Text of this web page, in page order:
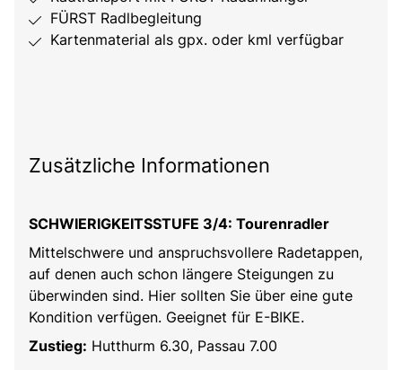
FÜRST Radlbegleitung
Kartenmaterial als gpx. oder kml verfügbar
Zusätzliche Informationen
SCHWIERIGKEITSSTUFE 3/4: Tourenradler
Mittelschwere und anspruchsvollere Radetappen,
auf denen auch schon längere Steigungen zu
überwinden sind. Hier sollten Sie über eine gute
Kondition verfügen. Geeignet für E-BIKE.
Zustieg: Hutthurm 6.30, Passau 7.00